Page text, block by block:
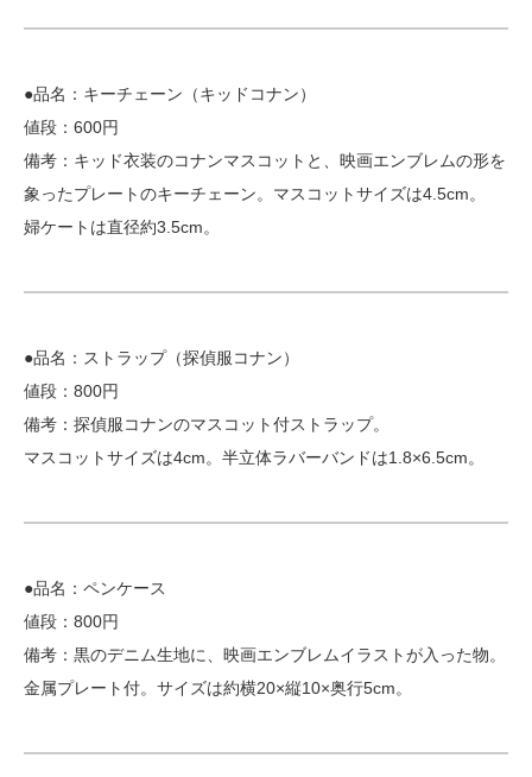
●品名：キーチェーン（キッドコナン）
値段：600円
備考：キッド衣装のコナンマスコットと、映画エンブレムの形を
象ったプレートのキーチェーン。マスコットサイズは4.5cm。
婦ケートは直径約3.5cm。
●品名：ストラップ（探偵服コナン）
値段：800円
備考：探偵服コナンのマスコット付ストラップ。
マスコットサイズは4cm。半立体ラバーバンドは1.8×6.5cm。
●品名：ペンケース
値段：800円
備考：黒のデニム生地に、映画エンブレムイラストが入った物。
金属プレート付。サイズは約横20×縦10×奥行5cm。